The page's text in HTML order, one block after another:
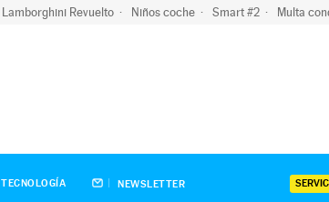
Lamborghini Revuelto Niños coche Smart #2 Multa
TECNOLOGÍA NEWSLETTER